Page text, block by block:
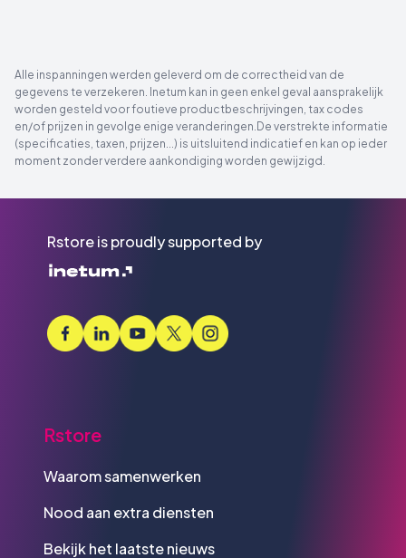
Alle inspanningen werden geleverd om de correctheid van de
gegevens te verzekeren. Inetum kan in geen enkel geval aansprakelijk
worden gesteld voor foutieve productbeschrijvingen, tax codes
en/of prijzen in gevolge enige veranderingen.De verstrekte informatie
(specificaties, taxen, prijzen...) is uitsluitend indicatief en kan op ieder
moment zonder verdere aankondiging worden gewijzigd.
Rstore is proudly supported by
Rstore
Waarom samenwerken
Nood aan extra diensten
Bekijk het laatste nieuws